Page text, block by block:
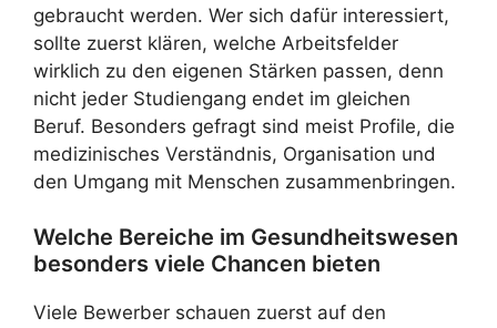
gebraucht werden. Wer sich dafür interessiert,
sollte zuerst klären, welche Arbeitsfelder
wirklich zu den eigenen Stärken passen, denn
nicht jeder Studiengang endet im gleichen
Beruf. Besonders gefragt sind meist Profile, die
medizinisches Verständnis, Organisation und
den Umgang mit Menschen zusammenbringen.
Welche Bereiche im Gesundheitswesen
besonders viele Chancen bieten
Viele Bewerber schauen zuerst auf den